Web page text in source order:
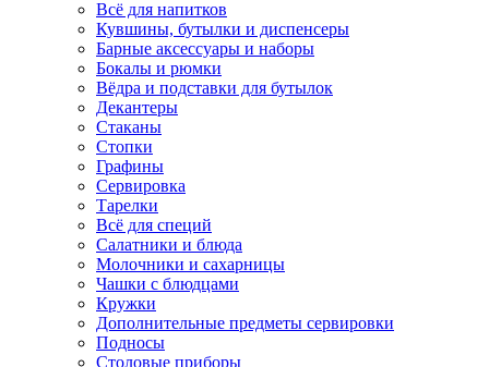
Всё для напитков
Кувшины, бутылки и диспенсеры
Барные аксессуары и наборы
Бокалы и рюмки
Вёдра и подставки для бутылок
Декантеры
Стаканы
Стопки
Графины
Сервировка
Тарелки
Всё для специй
Салатники и блюда
Молочники и сахарницы
Чашки с блюдцами
Кружки
Дополнительные предметы сервировки
Подносы
Столовые приборы